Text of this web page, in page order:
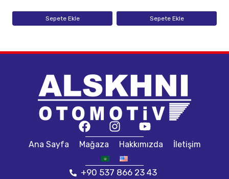
Sepete Ekle Sepete Ekle
Ana Sayfa Mağaza Hakkımızda İletişim
+90 537 866 23 43